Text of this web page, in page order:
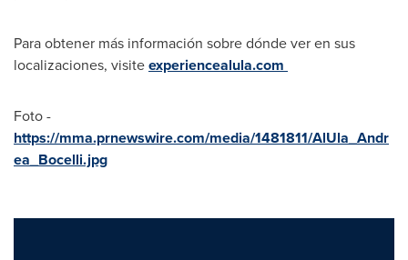
Para obtener más información sobre dónde ver en sus
localizaciones, visiteexperiencealula.com
Foto -
https://mma.prnewswire.com/media/1481811/AlUla_Andr
ea_Bocelli.jpg